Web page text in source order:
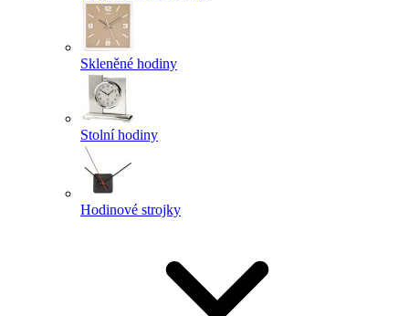
Skleněné hodiny
Stolní hodiny
Hodinové strojky